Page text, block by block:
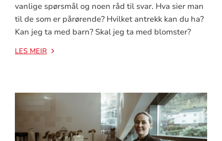
vanlige spørsmål og noen råd til svar. Hva sier man
til de som er pårørende? Hvilket antrekk kan du ha?
Kan jeg ta med barn? Skal jeg ta med blomster?
LES MEIR